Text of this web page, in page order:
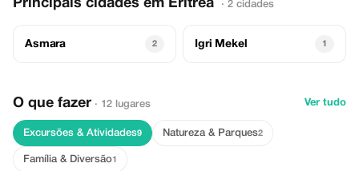
Principais cidades em Eritrea · 2 cidades
Asmara 2 Igri Mekel 1
O que fazer · 12 lugares Ver tudo
Excursões & Atividades9 Natureza & Parques2
Família & Diversão1